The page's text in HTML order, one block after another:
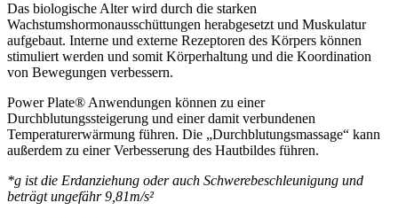
Das biologische Alter wird durch die starken
Wachstumshormonausschüttungen herabgesetzt und Muskulatur
aufgebaut. Interne und externe Rezeptoren des Körpers können
stimuliert werden und somit Körperhaltung und die Koordination
von Bewegungen verbessern.
Power Plate® Anwendungen können zu einer
Durchblutungssteigerung und einer damit verbundenen
Temperaturerwärmung führen. Die „Durchblutungsmassage“ kann
außerdem zu einer Verbesserung des Hautbildes führen.
*g ist die Erdanziehung oder auch Schwerebeschleunigung und
beträgt ungefähr 9,81m/s²